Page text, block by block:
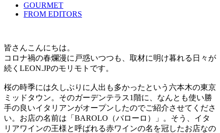
GOURMET
FROM EDITORS
皆さんこんにちは。
コロナ禍の春爛漫に戸惑いつつも、取材に明け暮れる日々が
続くLEON.JPのモリモトです。
桜の時季には久しぶりに人出も多かったという六本木の東京
ミッドタウン。そのガーデンテラス1階に、なんとも使い勝
手の良いイタリアンがオープンしたのでご紹介させてくださ
い。お店の名前は「BAROLO（バローロ）」。そう、イタ
リアワインの王様と呼ばれる赤ワインの名を冠したお店なの